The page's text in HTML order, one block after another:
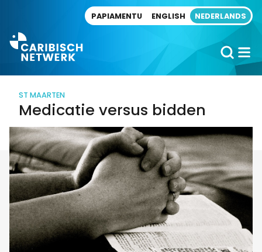
PAPIAMENTU ENGLISH NEDERLANDS
ST MAARTEN
Medicatie versus bidden